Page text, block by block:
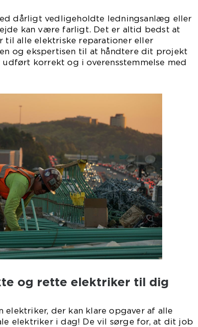
dårligt vedligeholdte ledningsanlæg eller
kan være farligt. Det er altid bedst at
til alle elektriske reparationer eller
og ekspertisen til at håndtere dit projekt
korrekt og i overensstemmelse med
og rette elektriker til dig
elektriker, der kan klare opgaver af alle
elektriker i dag! De vil sørge for, at dit job